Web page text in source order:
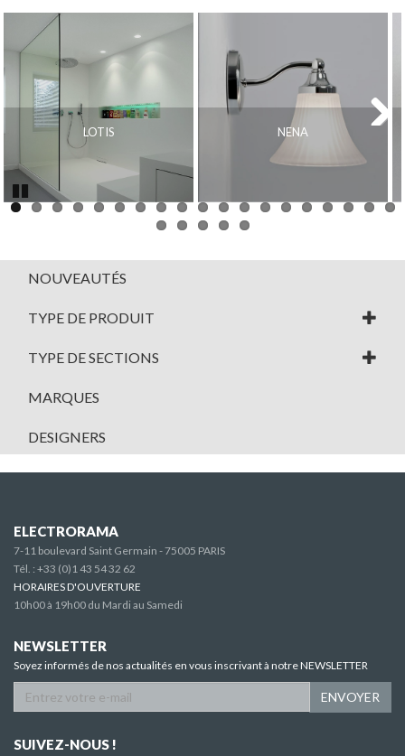
LOTIS NENA
Pause
NOUVEAUTÉS
TYPE DE PRODUIT
TYPE DE SECTIONS
MARQUES
DESIGNERS
ELECTRORAMA
7-11 boulevard Saint Germain - 75005 PARIS
Tél. : +33 (0)1 43 54 32 62
HORAIRES D'OUVERTURE
10h00 à 19h00 du Mardi au Samedi
NEWSLETTER
Soyez informés de nos actualités en vous inscrivant à notre NEWSLETTER
ENVOYER
SUIVEZ-NOUS !